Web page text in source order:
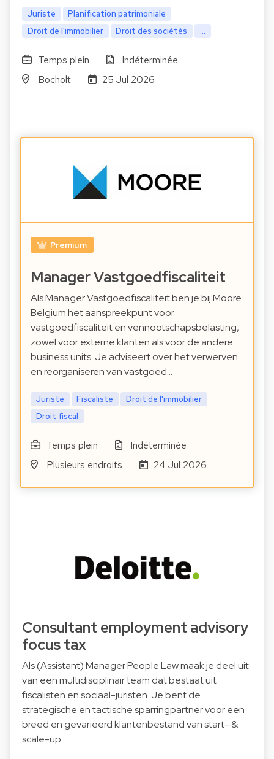
Juriste
Planification patrimoniale
Droit de l'immobilier
Droit des sociétés ...
Temps plein
Indéterminée
Bocholt
25 Jul 2026
Premium
Manager Vastgoedfiscaliteit
Als Manager Vastgoedfiscaliteit ben je bij Moore
Belgium het aanspreekpunt voor
vastgoedfiscaliteit en vennootschapsbelasting,
zowel voor externe klanten als voor de andere
business units. Je adviseert over het verwerven
en reorganiseren van vastgoed…
Juriste Fiscaliste
Droit de l'immobilier
Droit fiscal
Temps plein
Indéterminée
Plusieurs endroits
24 Jul 2026
Consultant employment advisory
focus tax
Als (Assistant) Manager People Law maak je deel uit
van een multidisciplinair team dat bestaat uit
fiscalisten en sociaal-juristen. Je bent de
strategische en tactische sparringpartner voor een
breed en gevarieerd klantenbestand van start- &
scale-up…